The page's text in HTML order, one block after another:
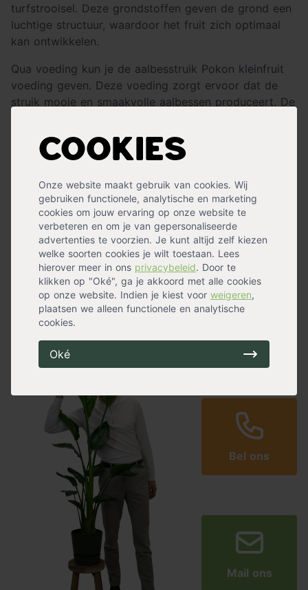
Cookies
Onze website maakt gebruik van cookies. Wij
gebruiken functionele, analytische en marketing
cookies om jouw ervaring op onze website te
verbeteren en om je van gepersonaliseerde
advertenties te voorzien. Je kunt altijd zelf kiezen
welke soorten cookies je wilt toestaan. Lees
hierover meer in ons privacybeleid. Door te
klikken op "Oké", ga je akkoord met alle cookies
op onze website. Indien je kiest voor weigeren,
plaatsen we alleen functionele en analytische
cookies.
Oké
turfstrooisel. Deze grondstoffen geven de grond een
luchtige structuur, waardoor het fruit zich optimaal
kan ontwikkelen.
Qua voeding kun je de aalbesstruik Pokon kleinfruit
voeding geven. Deze voeding zorgt ervoor dat de
struik mooie en smaakvolle aalbessen produceert. De
tussen juli en augustus. Daarnaast kun je Ecostyle
Fruit-AZ gebruiken. Hier zitten voedingsstoffen in met
zorgt voor een hoge opbrengst, een betere smaak en
een langere houdbaarheid van de aalbessen. Ook
deze voeding kun je twee keer per jaar toepassen.
Bekijk hier meerklimplanten.
Niet gevonden wat je zoekt?
Of gewoon een vraag?
Vraag het Wouter of zijn collega's!
Bel ons
Mail ons